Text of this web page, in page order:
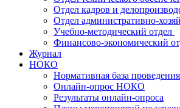
Отдел кадров и
Отдел административно-
Учебно-методический отдел
Финансово-экономический
Журнал
НОКО
Нормативная база
Онлайн-опрос НОКО
Результаты онлайн-опроса